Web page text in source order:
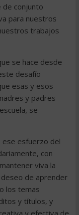
de conjunto
para nuestros
trabajos
se hace desde
desafío
esas y esos
y padres
se
ese esfuerzo del
con
viva la
de aprender
los temas
y títulos, y
y efectiva de